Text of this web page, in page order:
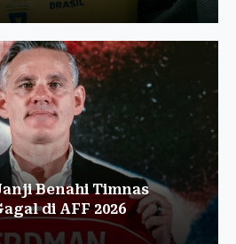
Benahi Timnas
di AFF 2026